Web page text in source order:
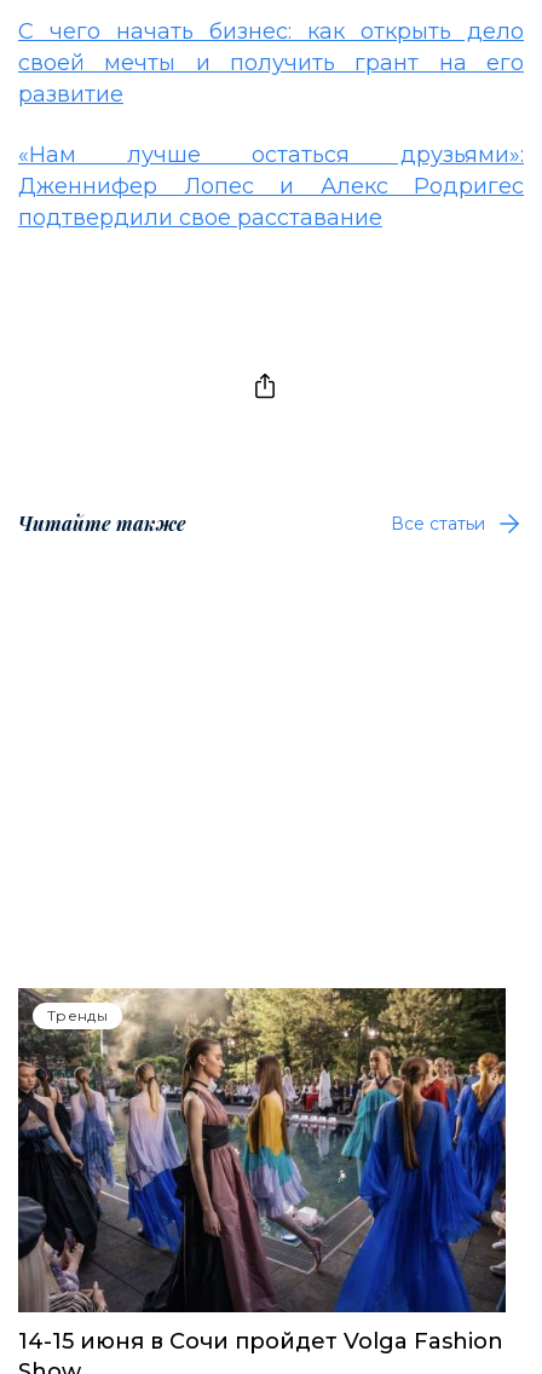
С чего начать бизнес: как открыть дело
своей мечты и получить грант на его
развитие
«Нам лучше остаться друзьями»:
Дженнифер Лопес и Алекс Родригес
подтвердили свое расставание
Читайте также Все статьи
Тренды
14-15 июня в Сочи пройдет Volga Fashion